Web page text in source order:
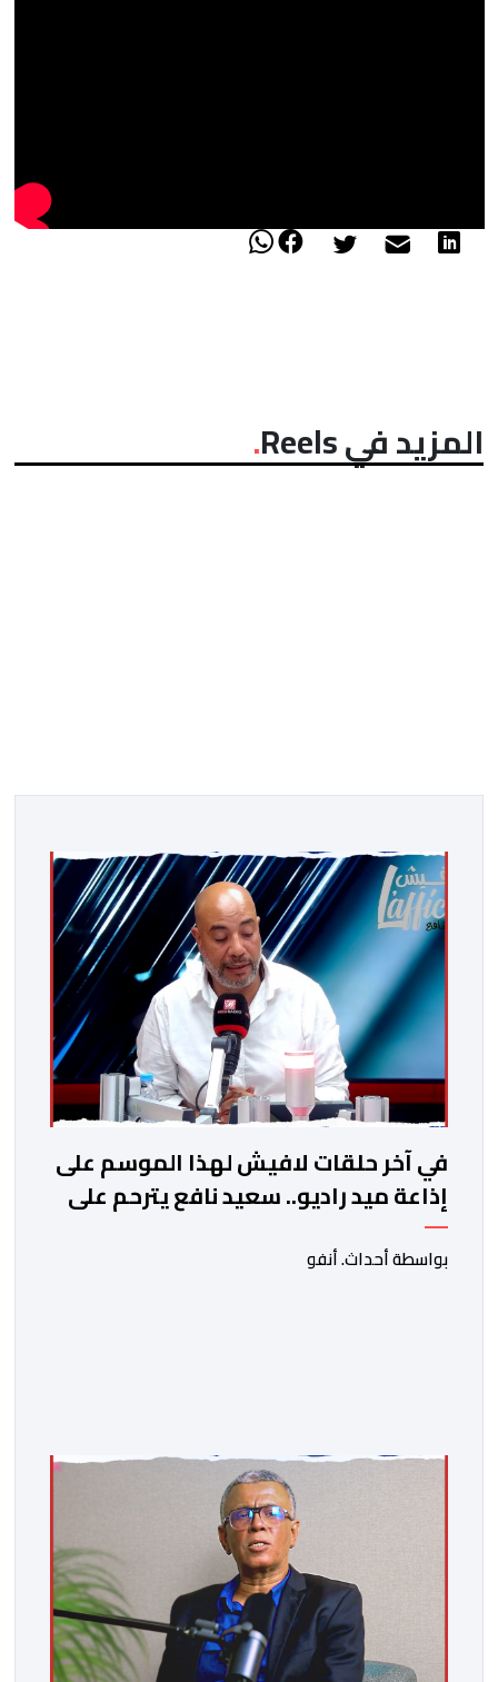
المزيد في Reels
في آخر حلقات لافيش لهذا الموسم على
إذاعة ميد راديو.. سعيد نافع يترحم على
الفقيد الكاتب والصحفي جمال زايد
بواسطة أحداث. أنفو